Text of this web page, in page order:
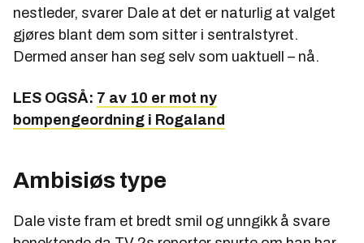
nestleder, svarer Dale at det er naturlig at valget
gjøres blant dem som sitter i sentralstyret.
Dermed anser han seg selv som uaktuell – nå.
LES OGSÅ: 7 av 10 er mot ny
bompengeordning i Rogaland
Ambisiøs type
Dale viste fram et bredt smil og unngikk å svare